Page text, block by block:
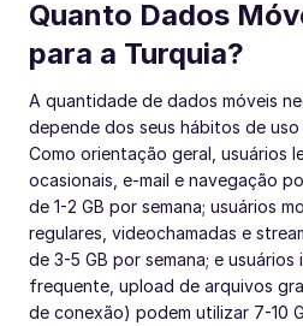
Quanto Dados
para a Turquia?
A quantidade de dados móveis
depende dos seus hábitos de uso
Como orientação geral, usuários
ocasionais, e-mail e navegação
de 1-2 GB por semana; usuários
regulares, videochamadas e
de 3-5 GB por semana; e
frequente, upload de arquivos
de conexão) podem utilizar 7-10